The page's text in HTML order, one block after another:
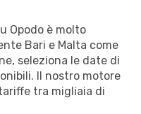
Opodo è molto
Bari e Malta come
seleziona le date di
Il nostro motore
tra migliaia di